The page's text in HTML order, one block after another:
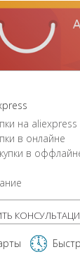
на aliexpress
в онлайне
в